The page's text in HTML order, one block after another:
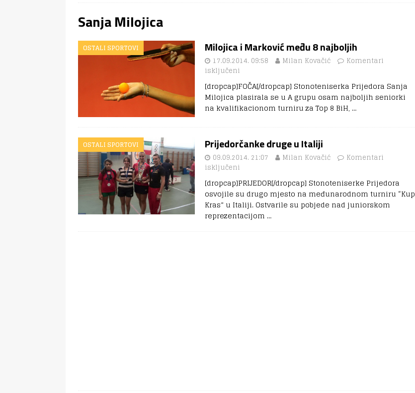
Sanja Milojica
OSTALI SPORTOVI Milojica i Marković među 8 najboljih
17.09.2014. 09:58 Milan Kovačić
Komentari
isključeni
[dropcap]FOČA[/dropcap] Stonoteniserka Prijedora Sanja
Milojica plasirala se u A grupu osam najboljih seniorki
na kvalifikacionom turniru za Top 8 BiH, …
OSTALI SPORTOVI Prijedorčanke druge u Italiji
09.09.2014. 21:07 Milan Kovačić
Komentari
isključeni
[dropcap]PRIJEDOR[/dropcap] Stonoteniserke Prijedora
osvojile su drugo mjesto na međunarodnom turniru “Kup
Kras” u Italiji. Ostvarile su pobjede nad juniorskom
reprezentacijom …